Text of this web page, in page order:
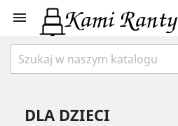

DLA DZIECI